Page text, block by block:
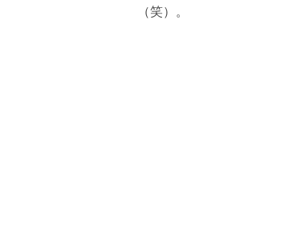
（笑）。